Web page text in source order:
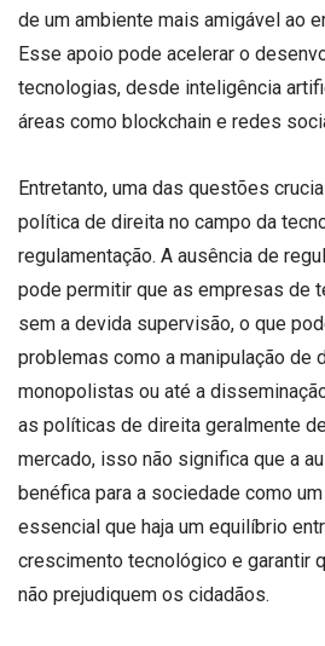
de um ambiente mais amigável ao
Esse apoio pode acelerar o
tecnologias, desde inteligência
áreas como blockchain e redes
Entretanto, uma das questões
política de direita no campo da
regulamentação. A ausência de
pode permitir que as empresas de
sem a devida supervisão, o que
problemas como a manipulação de
monopolistas ou até a
as políticas de direita geralmente
mercado, isso não significa que a
benéfica para a sociedade como
essencial que haja um equilíbrio
crescimento tecnológico e garantir
não prejudiquem os cidadãos.